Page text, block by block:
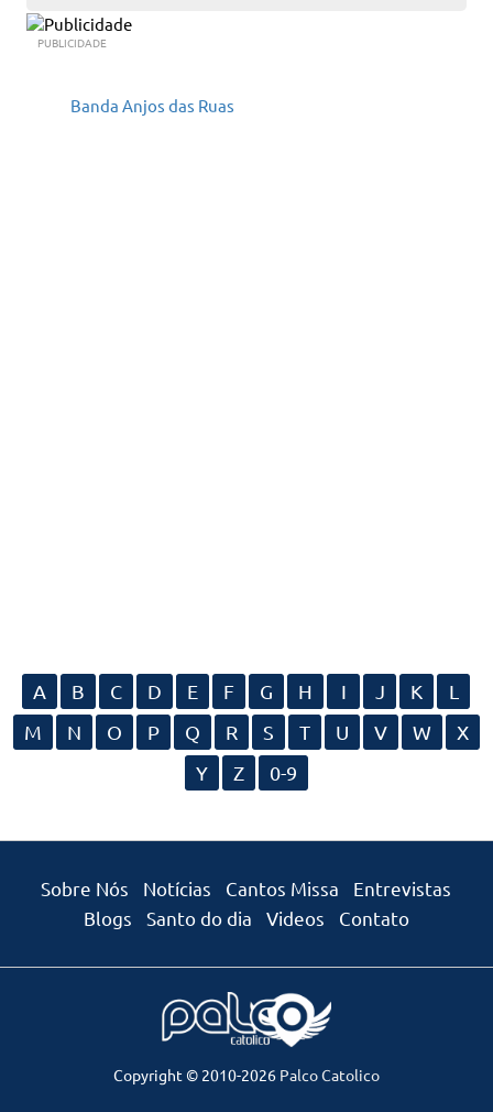
de casais, pastorais e grupos de jovens, os Anjos das
Ruas são presença constante nas paróquias de São
nos retiros ou nas redes sociais. Mais que uma
banda, o grupo se enxerga como um ministério de
serviço, reconhecendo que, antes de tocar os outros,
eles mesmos precisam ser tocados pela graça de
Deus em cada música e em cada apresentação.
PUBLICIDADE
Banda Anjos das Ruas
A B C D E F G H I J K
L
M
N O P Q R S T U V W
X
Y
Z 0-9
Sobre Nós Notícias Cantos Missa
Entrevistas
Blogs
Santo do dia Videos Contato
Copyright © 2010-2026 Palco Catolico